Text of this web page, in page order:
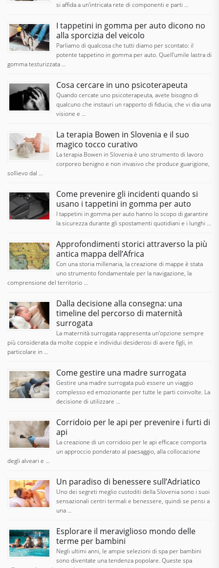
si affida a un’intricata rete di componenti e parti …
I tappetini in gomma per auto dicono no
alla sporcizia del veicolo
Parliamo di qualcosa che tutti diamo per scontato: il
potente tappetino in gomma per auto. Quell’umile lastra di
gomma testurizzata …
Cosa cercare in uno psicoterapeuta
Quando cercate uno psicoterapeuta, avete bisogno di
qualcuno che instauri un rapporto di fiducia, che vi dia una
visione e …
La terapia Bowen in Slovenia e il suo
magico tocco curativo
La terapia Bowen in Slovenia è uno strumento di lavoro
corporeo benigno e non invasivo che produce guarigione,
sollievo dal …
Come prevenire gli incidenti quando si
usano i tappetini in gomma per auto
I tappetini in gomma per auto hanno lo scopo di garantire
la sicurezza durante gli spostamenti quotidiani e i lunghi …
Approfondimenti storici attraverso la più
antica mappa dell’Africa
Con una storia millenaria, la creazione di mappe è stata
uno strumento fondamentale per la navigazione, la
comprensione del territorio …
Dalla decisione alla consegna: una
timeline del percorso di maternità
surrogata
La maternità surrogata rappresenta un’opzione sempre
più considerata da molte coppie e individui desiderosi di avere figli, in
particolare in …
Come gestire una madre surrogata
Gestire una madre surrogata può essere un viaggio
complesso ed emozionante per tutte le parti coinvolte. La
decisione di utilizzare …
Corridoio per le api per prevenire i furti di
api
La creazione di un corridoio per le api efficace comporta
un approccio ponderato al paesaggio, alla collocazione
degli alveari e …
Un paradiso di benessere sull’Adriatico
Uno dei segreti meglio custoditi della Slovenia sono i suoi
sensazionali centri termali e benessere, quindi se pensi a
una …
Esplorare il meraviglioso mondo delle
terme per bambini
Negli ultimi anni, le ampie selezioni di spa per bambini
sono diventate una tendenza popolare. Queste spa